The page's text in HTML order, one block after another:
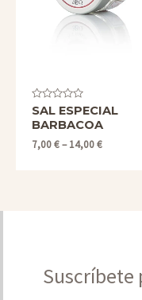
Valorado
con
0
5
SAL ESPECIAL
BARBACOA
7,00€–14,00€
Suscríbete